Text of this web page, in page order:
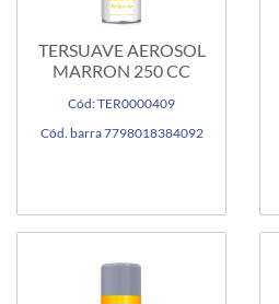
TERSUAVE AEROSOL
MARRON 250 CC
Cód: TER0000409
Cód. barra 7798018384092